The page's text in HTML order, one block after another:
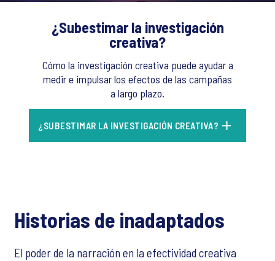
¿Subestimar la investigación
creativa?
Cómo la investigación creativa puede ayudar a
medir e impulsar los efectos de las campañas
a largo plazo.
¿SUBESTIMAR LA INVESTIGACIÓN CREATIVA?
Historias de inadaptados
El poder de la narración en la efectividad creativa